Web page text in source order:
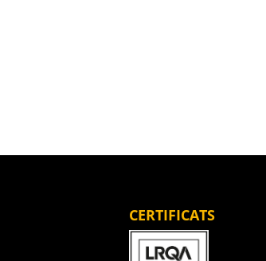
CERTIFICATS